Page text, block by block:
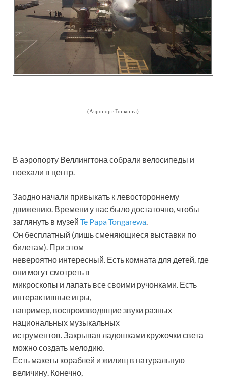
(Аэропорт Гонконга)
В аэропорту Веллингтона собрали велосипеды и
поехали в центр.
Заодно начали привыкать к левостороннему
движению. Времени у нас было достаточно, чтобы
заглянуть в музей Te Papa Tongarewa.
Он бесплатный (лишь сменяющиеся выставки по
билетам). При этом
невероятно интересный. Есть комната для детей, где
они могут смотреть в
микроскопы и лапать все своими ручонками. Есть
интерактивные игры,
например, воспроизводящие звуки разных
национальных музыкальных
иструментов. Закрывая ладошками кружочки света
можно создать мелодию.
Есть макеты кораблей и жилищ в натуральную
величину. Конечно,